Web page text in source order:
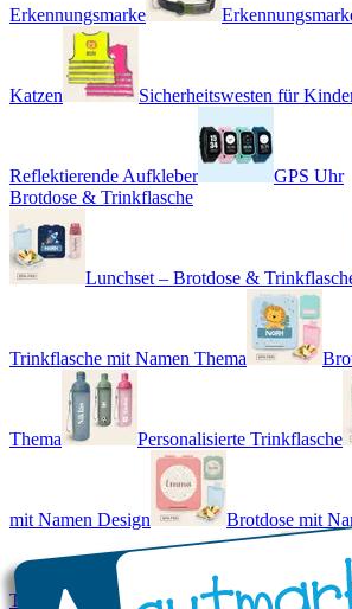
Erkennungsmarke
Katzen Sicherheitswesten für
Reflektierende Aufkleber
GPS Uhr
Brotdose & Trinkflasche
Lunchset – Brotdose &
Trinkflasche mit Namen Thema
Thema Personalisierte Trinkflasche
mit Namen Design Brotdose mit
Trinkflasche mit Name - Real World